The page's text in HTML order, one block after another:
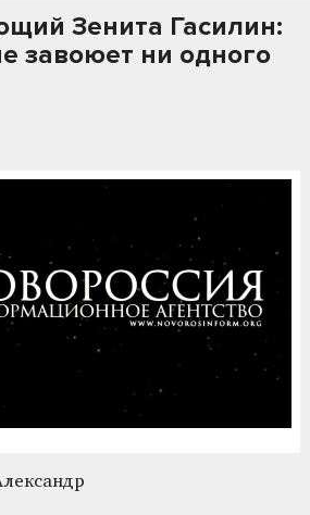
Зенита Гасилин:
завоюет ни одного